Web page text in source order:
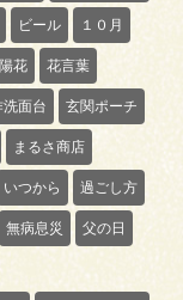
ビール １０月
花 花言葉
洗面台 玄関ポーチ
まるさ商店
いつから 過ごし方
無病息災 父の日